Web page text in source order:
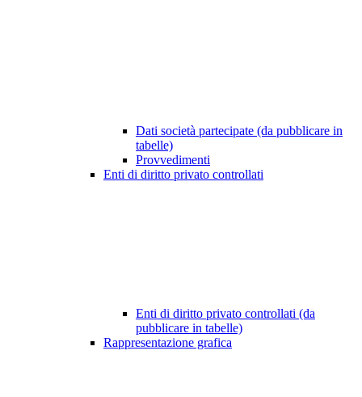
Dati società partecipate (da pubblicare in
tabelle)
Provvedimenti
Enti di diritto privato controllati
Enti di diritto privato controllati (da
pubblicare in tabelle)
Rappresentazione grafica